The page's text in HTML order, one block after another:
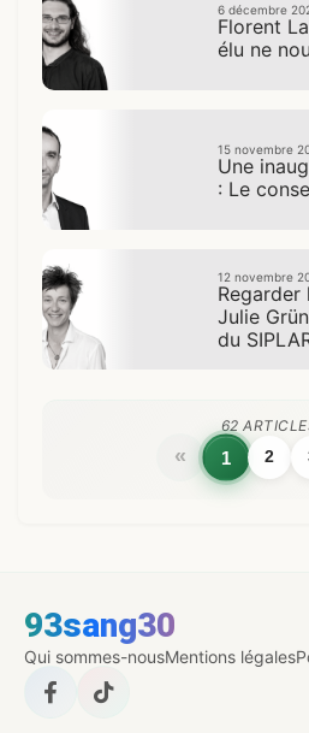
6 décembre
Florent
élu ne
15 novembre
Une
: Le
12 novembre
Regarder
Julie
du
62
« 1 2
93sang30
Qui sommes-nousMentions légales